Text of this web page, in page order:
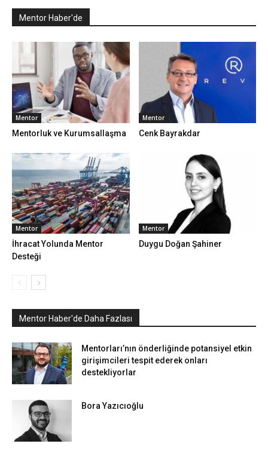
Mentor Haber'de
Mentor
Mentorluk ve Kurumsallaşma
Mentor
Cenk Bayrakdar
Mentor
İhracat Yolunda Mentor
Desteği
Mentor
Duygu Doğan Şahiner
Mentor Haber'de Daha Fazlası
Mentorları’nın önderliğinde potansiyel etkin
girişimcileri tespit ederek onları
destekliyorlar
Bora Yazıcıoğlu